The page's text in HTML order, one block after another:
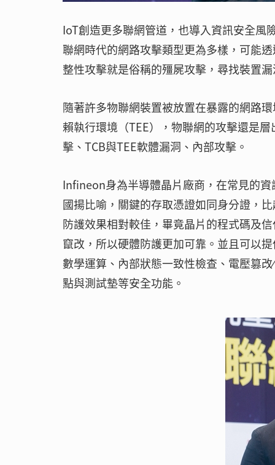
IoT創造更多聯網管道，也導入資訊安全風
聯網時代的網路攻擊類型更為多樣，可能
整性攻擊就是俗稱的殭屍攻擊，尋找裝置
隨著許多物聯網裝置被放置在暴露的網路
賴執行環境（TEE），物聯網的攻擊還是
擊、TCB與TEE軟體漏洞、內部攻擊。
Infineon身為半導體晶片廠商，在常見的
國揚比喻，關鍵的存取憑證如同身分證，
防護效果相對較佳，畢竟晶片的程式碼及
竄改，所以硬體防護更加可靠。並且可以
數學運算、內部狀態一致性檢查、電壓篡
點與測試墊等安全功能。